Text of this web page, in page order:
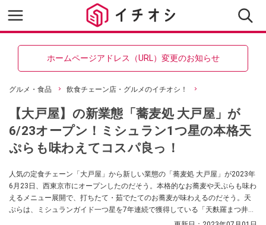
ホームページアドレス（URL）変更のお知らせ
グルメ・食品 飲食チェーン店・グルメのイチオシ！
【大戸屋】の新業態「蕎麦処 大戸屋」が
6/23オープン！ミシュラン1つ星の本格天
ぷらも味わえてコスパ良っ！
人気の定食チェーン「大戸屋」から新しい業態の「蕎麦処 大戸屋」が2023年
6月23日、西東京市にオープンしたのだそう。本格的なお蕎麦や天ぷらも味わ
えるメニュー展開で、打ちたて・茹でたてのお蕎麦が味わえるのだそう。天
ぷらは、ミシュランガイド一つ星を7年連続で獲得している「天麩羅まつ井」